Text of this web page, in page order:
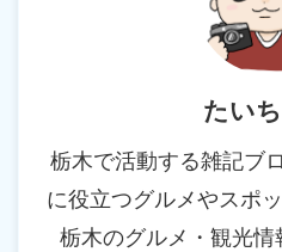
たい
栃木で活動する雑記ブ
に役立つグルメやスポ
栃木のグルメ・観光